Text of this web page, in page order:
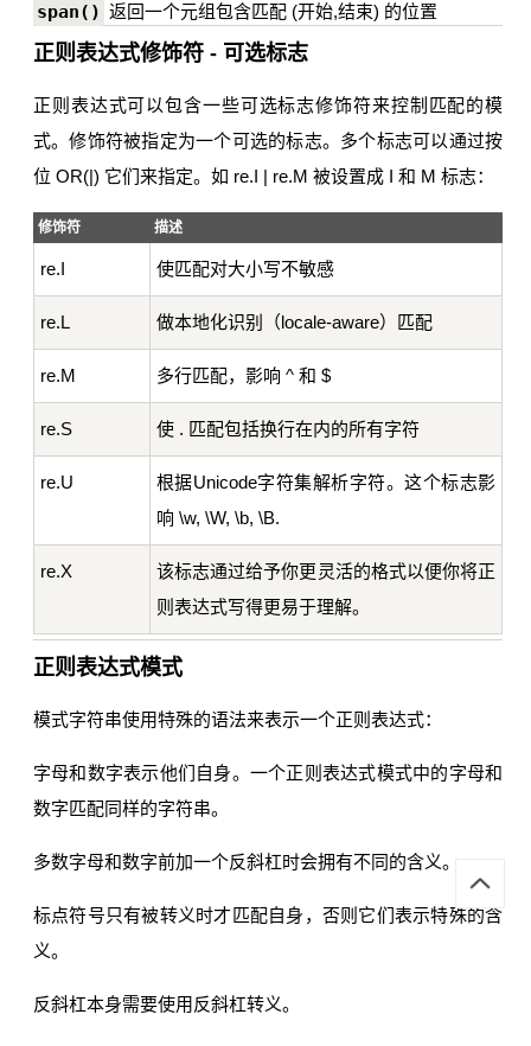
span() 返回一个元组包含匹配 (开始,结束) 的位置
正则表达式修饰符 - 可选标志
正则表达式可以包含一些可选标志修饰符来控制匹配的模
式。修饰符被指定为一个可选的标志。多个标志可以通过按
位 OR(|) 它们来指定。如 re.I | re.M 被设置成 I 和 M 标志：
修饰符 描述
re.I 使匹配对大小写不敏感
re.L 做本地化识别（locale-aware）匹配
re.M 多行匹配，影响 ^ 和 $
re.S 使 . 匹配包括换行在内的所有字符
re.U
根据Unicode字符集解析字符。这个标志影
响 \w, \W, \b, \B.
re.X
该标志通过给予你更灵活的格式以便你将正
则表达式写得更易于理解。
正则表达式模式
模式字符串使用特殊的语法来表示一个正则表达式：
字母和数字表示他们自身。一个正则表达式模式中的字母和
数字匹配同样的字符串。
多数字母和数字前加一个反斜杠时会拥有不同的含义。
标点符号只有被转义时才匹配自身，否则它们表示特殊的含
义。
反斜杠本身需要使用反斜杠转义。